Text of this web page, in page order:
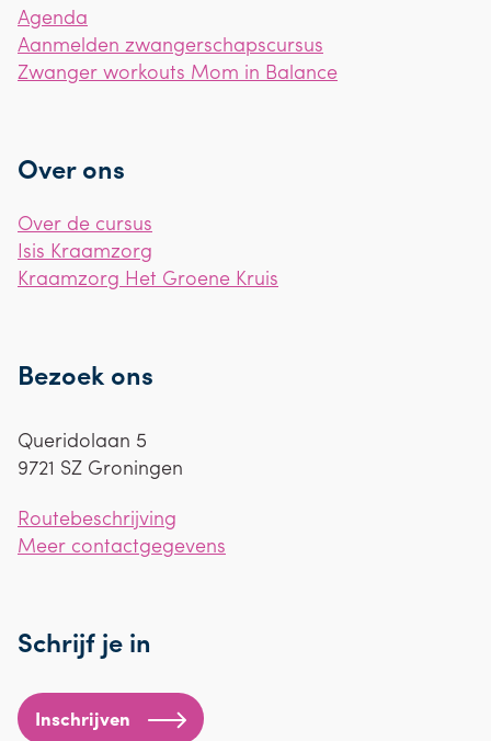
Agenda
Aanmelden zwangerschapscursus
Zwanger workouts Mom in Balance
Over ons
Over de cursus
Isis Kraamzorg
Kraamzorg Het Groene Kruis
Bezoek ons
Queridolaan 5
9721 SZ Groningen
Routebeschrijving
Meer contactgegevens
Schrijf je in
Inschrijven